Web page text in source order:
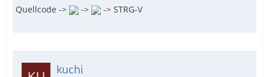
Quellcode ->
-> -> STRG-V
kuchi